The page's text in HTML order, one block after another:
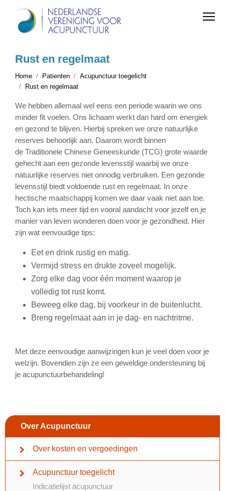
Over Acupunctuur
Over kosten en vergoedingen
Acupunctuur toegelicht
Indicatielijst acupunctuur
Rust en regelmaat
Home Patienten
Acupunctuur toegelicht
Rust en regelmaat
We hebben allemaal wel eens een periode waarin we ons
minder fit voelen. Ons lichaam werkt dan hard om energiek
en gezond te blijven. Hierbij spreken we onze natuurlijke
reserves behoorlijk aan. Daarom wordt binnen
de Traditionele Chinese Geneeskunde (TCG) grote waarde
gehecht aan een gezonde levensstijl waarbij we onze
natuurlijke reserves niet onnodig verbruiken. Een gezonde
levensstijl biedt voldoende rust en regelmaat. In onze
hectische maatschappij komen we daar vaak niet aan toe.
Toch kan iets meer tijd en vooral aandacht voor jezelf en je
manier van leven wonderen doen voor je gezondheid. Hier
zijn wat eenvoudige tips:
Eet en drink rustig en matig.
Vermijd stress en drukte zoveel mogelijk.
Zorg elke dag voor één moment waarop je
volledig tot rust komt.
Beweeg elke dag, bij voorkeur in de buitenlucht.
Breng regelmaat aan in je dag- en nachtritme.
Met deze eenvoudige aanwijzingen kun je veel doen voor je
welzijn. Bovendien zijn ze een geweldige ondersteuning bij
je acupunctuurbehandeling!